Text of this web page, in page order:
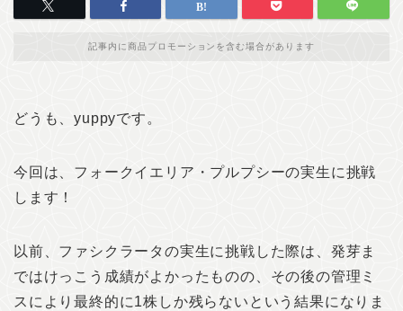
記事内に商品プロモーションを含む場合があります
どうも、yuppyです。
今回は、フォークイエリア・プルプシーの実生に挑戦
します！
以前、ファシクラータの実生に挑戦した際は、発芽ま
ではけっこう成績がよかったものの、その後の管理ミ
スにより最終的に1株しか残らないという結果になりま